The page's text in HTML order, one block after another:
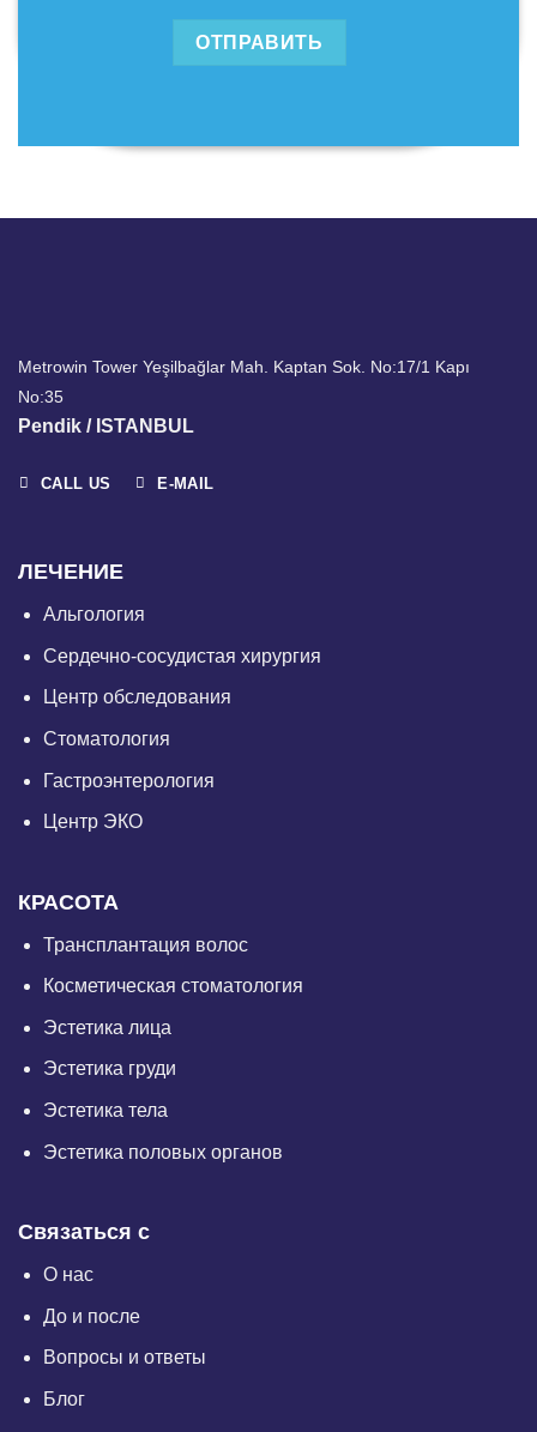
Metrowin Tower Yeşilbağlar Mah. Kaptan Sok. No:17/1 Kapı
No:35
Pendik / ISTANBUL
CALL US E-MAIL
ЛЕЧЕНИЕ
Альгология
Сердечно-сосудистая хирургия
Центр обследования
Стоматология
Гастроэнтерология
Центр ЭКО
КРАСОТА
Трансплантация волос
Косметическая стоматология
Эстетика лица
Эстетика груди
Эстетика тела
Эстетика половых органов
Связаться с
О нас
До и после
Вопросы и ответы
Блог